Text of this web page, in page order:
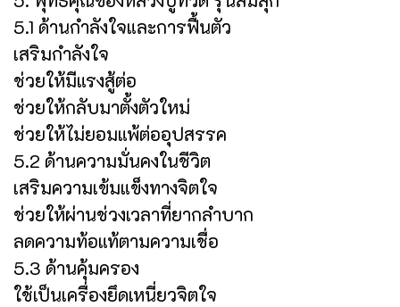
5.1 ด้านกำลังใจและการฟื้นตัว
เสริมกำลังใจ
ช่วยให้มีแรงสู้ต่อ
ช่วยให้กลับมาตั้งตัวใหม่
ช่วยให้ไม่ยอมแพ้ต่ออุปสรรค
5.2 ด้านความมั่นคงในชีวิต
เสริมความเข้มแข็งทางจิตใจ
ช่วยให้ผ่านช่วงเวลาที่ยากลำบาก
ลดความท้อแท้ตามความเชื่อ
5.3 ด้านคุ้มครอง
ใช้เป็นเครื่องยึดเหนี่ยวจิตใจ